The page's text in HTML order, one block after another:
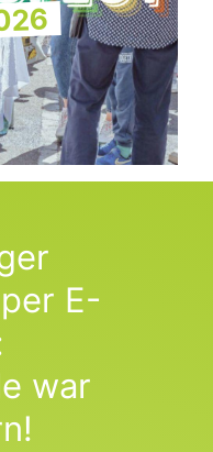
E-
war